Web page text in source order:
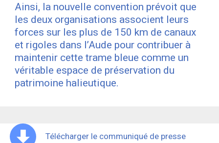
Ainsi, la nouvelle convention prévoit que
les deux organisations associent leurs
forces sur les plus de 150 km de canaux
et rigoles dans l’Aude pour contribuer à
maintenir cette trame bleue comme un
véritable espace de préservation du
patrimoine halieutique.
Télécharger le communiqué de presse